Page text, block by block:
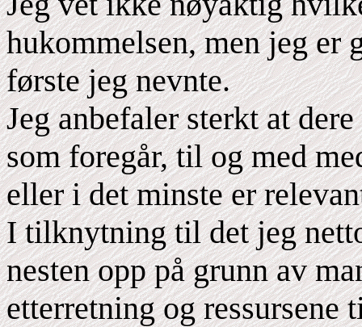
hukommelsen, men jeg er
første jeg nevnte.
Jeg anbefaler sterkt at
som foregår, til og med
eller i det minste er
I tilknytning til det jeg
nesten opp på grunn av
etterretning og ressursene